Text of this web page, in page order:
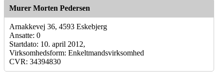
Murer Morten Pedersen
Arnakkevej 36, 4593 Eskebjerg
Ansatte: 0
Startdato: 10. april 2012,
Virksomhedsform: Enkeltmandsvirksomhed
CVR: 34394830